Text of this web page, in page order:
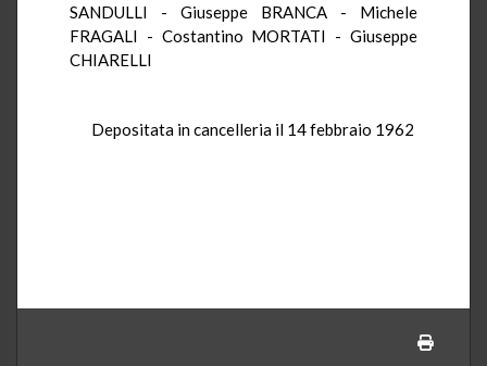
SANDULLI - Giuseppe BRANCA - Michele
FRAGALI - Costantino MORTATI - Giuseppe
CHIARELLI
Depositata in cancelleria il 14 febbraio 1962